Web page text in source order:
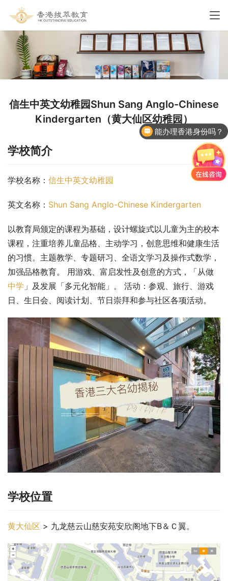
信生中英文幼稚园Shun Sang Anglo-Chinese
Kindergarten（黄大仙区幼稚园）
学校简介
学校名称： 信生中英文幼稚园
英文名称： Shun Sang Anglo-Chinese Kindergarten
以教育局颁定的课程为基础，设计螺旋式以儿童为主的校本
课程，注重培养儿童品格、主动学习，创意思维和健康生活
的习惯。主题教学、专题研习、全语文学习及操作式数学，
加强品格教育。 用游戏、富启发性及创意的方式，「从做
中学 」及发展「多元化智能」。 活动：参观、旅行、游戏
日、生日会、阅读计划、节日崇拜和参与社区各项活动。
学校位置
黄大仙区 > 九龙慈云山慈安苑安欣阁地下B＆Ｃ翼。
能办理香港身份吗？
香港国际学校申请